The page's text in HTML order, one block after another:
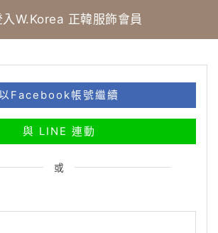
入W.Korea 正韓服飾會員
Facebook帳號繼續
與 LINE 連動
或